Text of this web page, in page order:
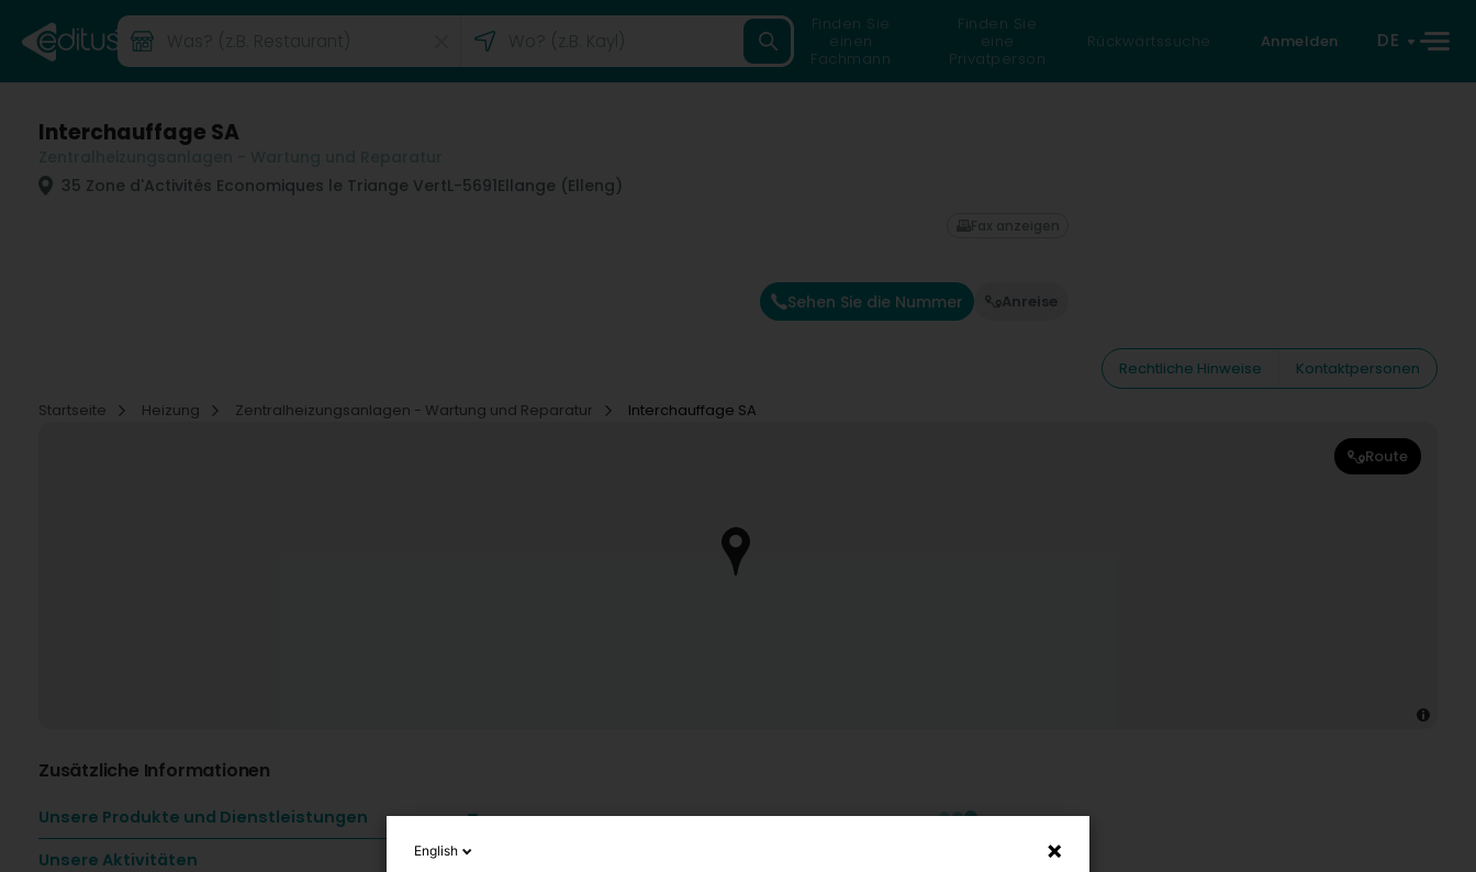
Finden Sie
einen
Fachmann
Finden Sie
eine
Privatperson
Rückwärtssuche Anmelden DE
Interchauffage SA
35 Zone d'Activités Economiques le Triange VertL-5691Ellange (Elleng)
Sehen Sie die Nummer Anreise
Fax anzeigen
Rechtliche Hinweise
Kontaktpersonen
Startseite
Heizung Zentralheizungsanlagen - Wartung und Reparatur Interchauffage SA
Route
Zusätzliche Informationen
Unsere Produkte und Dienstleistungen
Unsere Aktivitäten
English